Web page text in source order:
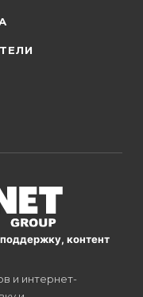
контент
и интернет-